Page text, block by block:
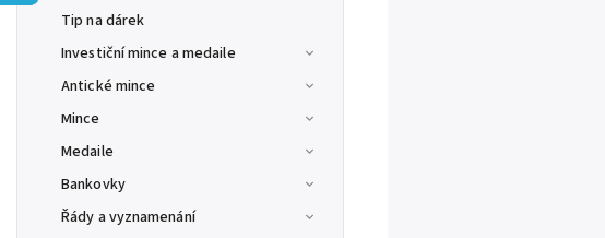
Tip na dárek
Investiční mince a medaile
Antické mince
Mince
Medaile
Bankovky
Řády a vyznamenání